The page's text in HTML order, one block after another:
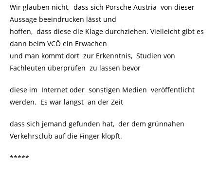
Wir glauben nicht, dass sich Porsche Austria von dieser
Aussage beeindrucken lässt und
hoffen, dass diese die Klage durchziehen. Vielleicht gibt es
dann beim VCÖ ein Erwachen
und man kommt dort zur Erkenntnis, Studien von
Fachleuten überprüfen zu lassen bevor
diese im Internet oder sonstigen Medien veröffentlicht
werden. Es war längst an der Zeit
dass sich jemand gefunden hat, der dem grünnahen
Verkehrsclub auf die Finger klopft.
*****